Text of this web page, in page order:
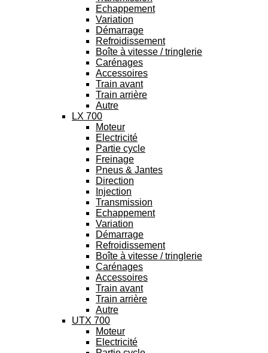
Echappement
Variation
Démarrage
Refroidissement
Boîte à vitesse / tringlerie
Carénages
Accessoires
Train avant
Train arrière
Autre
LX 700
Moteur
Electricité
Partie cycle
Freinage
Pneus & Jantes
Direction
Injection
Transmission
Echappement
Variation
Démarrage
Refroidissement
Boîte à vitesse / tringlerie
Carénages
Accessoires
Train avant
Train arrière
Autre
UTX 700
Moteur
Electricité